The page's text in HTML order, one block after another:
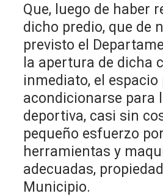
Que, luego de haber
dicho predio, que de
previsto el
la apertura de dicha
inmediato, el espacio
acondicionarse para
deportiva, casi sin
pequeño esfuerzo
herramientas y
adecuadas,
Municipio.